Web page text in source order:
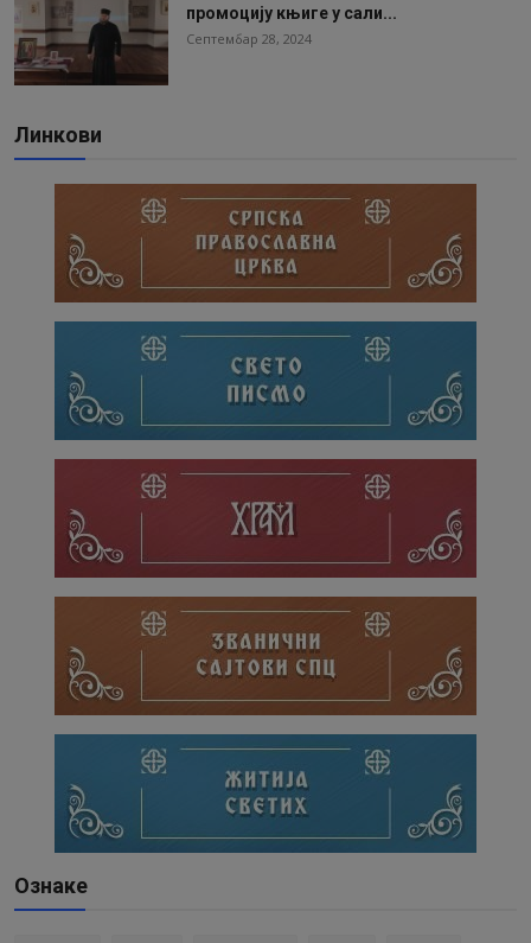
промоцију књиге у сали...
Септембар 28, 2024
Линкови
Ознаке